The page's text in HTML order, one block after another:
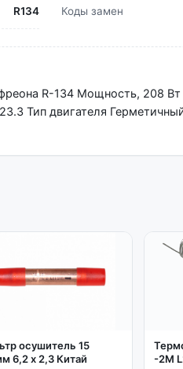
R134 Коды замен
R-134 Мощность, 208
Тип двигателя
осушитель 15
6,2 х 2,3 Китай
-2М